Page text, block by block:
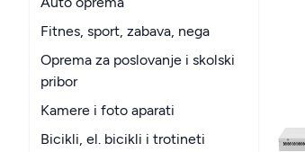
Fitnes, sport, zabava, nega
Oprema za poslovanje i skolski
pribor
Kamere i foto aparati
Bicikli, el. bicikli i trotineti